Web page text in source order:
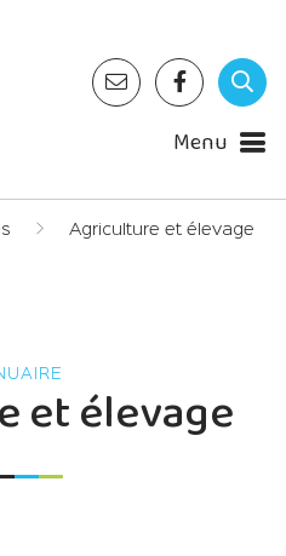
Menu
Agriculture et élevage
et élevage